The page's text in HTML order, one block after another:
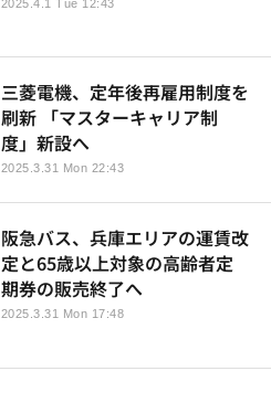
2025.4.1 Tue 12:43
三菱電機、定年後再雇用制度を
刷新 「マスターキャリア制
度」新設へ
2025.3.31 Mon 22:43
阪急バス、兵庫エリアの運賃改
定と65歳以上対象の高齢者定
期券の販売終了へ
2025.3.31 Mon 17:48